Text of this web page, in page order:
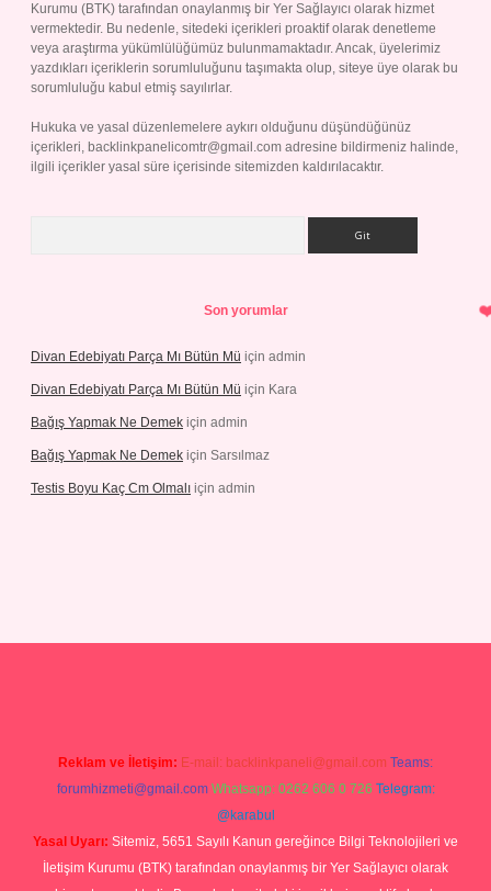
Kurumu (BTK) tarafından onaylanmış bir Yer Sağlayıcı olarak hizmet
vermektedir. Bu nedenle, sitedeki içerikleri proaktif olarak denetleme
veya araştırma yükümlülüğümüz bulunmamaktadır. Ancak, üyelerimiz
yazdıkları içeriklerin sorumluluğunu taşımakta olup, siteye üye olarak bu
sorumluluğu kabul etmiş sayılırlar.
Hukuka ve yasal düzenlemelere aykırı olduğunu düşündüğünüz
içerikleri, backlinkpanelicomtr@gmail.com adresine bildirmeniz halinde,
ilgili içerikler yasal süre içerisinde sitemizden kaldırılacaktır.
Son yorumlar
Divan Edebiyatı Parça Mı Bütün Mü için admin
Divan Edebiyatı Parça Mı Bütün Mü için Kara
Bağış Yapmak Ne Demek için admin
Bağış Yapmak Ne Demek için Sarsılmaz
Testis Boyu Kaç Cm Olmalı için admin
Reklam ve İletişim: E-mail: backlinkpaneli@gmail.com Teams:
forumhizmeti@gmail.com Whatsapp: 0262 606 0 726 Telegram:
@karabul
Yasal Uyarı: Sitemiz, 5651 Sayılı Kanun gereğince Bilgi Teknolojileri ve
İletişim Kurumu (BTK) tarafından onaylanmış bir Yer Sağlayıcı olarak